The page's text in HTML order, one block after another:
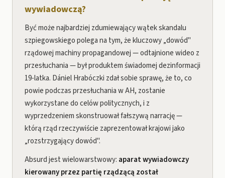
wywiadowczą?
Być może najbardziej zdumiewający wątek skandalu
szpiegowskiego polega na tym, że kluczowy „dowód"
rządowej machiny propagandowej — odtajnione wideo z
przesłuchania — był produktem świadomej dezinformacji
19-latka. Dániel Hrabóczki zdał sobie sprawę, że to, co
powie podczas przesłuchania w AH, zostanie
wykorzystane do celów politycznych, i z
wyprzedzeniem skonstruował fałszywą narrację —
którą rząd rzeczywiście zaprezentował krajowi jako
„rozstrzygający dowód".
Absurd jest wielowarstwowy: aparat wywiadowczy
kierowany przez partię rządzącą został